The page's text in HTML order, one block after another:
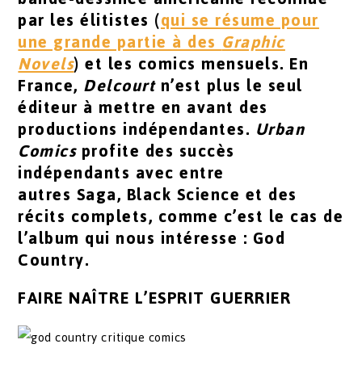
par les élitistes (qui se résume pour
une grande partie à desGraphic
Novels) et les comics mensuels. En
France, Delcourtn’est plus le seul
éditeur à mettre en avant des
productions indépendantes. Urban
Comicsprofite des succès
indépendants avec entre
autres Saga, Black Science et des
récits complets, comme c’est le cas de
l’album qui nous intéresse : God
Country.
FAIRE NAÎTRE L’ESPRIT GUERRIER